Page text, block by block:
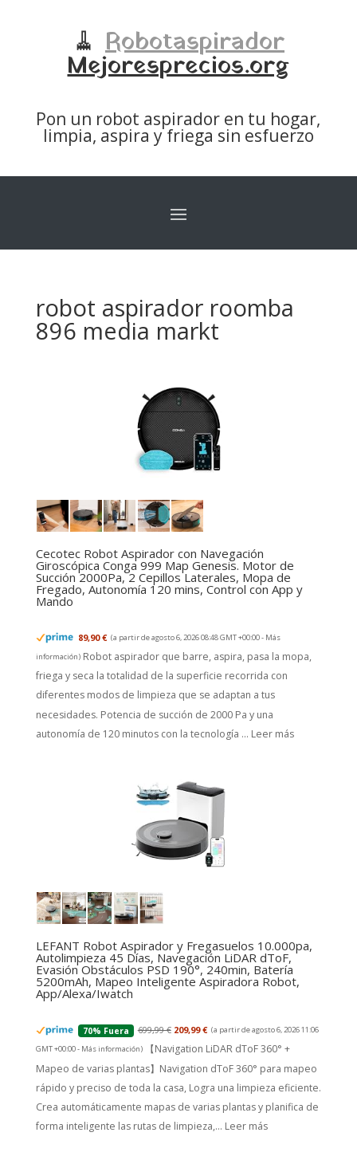
🧹 Robotaspirador
Mejoresprecios.org
Pon un robot aspirador en tu hogar,
limpia, aspira y friega sin esfuerzo
robot aspirador roomba
896 media markt
Cecotec Robot Aspirador con Navegación
Giroscópica Conga 999 Map Genesis. Motor de
Succión 2000Pa, 2 Cepillos Laterales, Mopa de
Fregado, Autonomía 120 mins, Control con App y
Mando
89,90 € (a partir de agosto 6, 2026 08:48 GMT +00:00 - Más
información) Robot aspirador que barre, aspira, pasa la mopa,
friega y seca la totalidad de la superficie recorrida con
diferentes modos de limpieza que se adaptan a tus
necesidades. Potencia de succión de 2000 Pa y una
autonomía de 120 minutos con la tecnología ... Leer más
LEFANT Robot Aspirador y Fregasuelos 10.000pa,
Autolimpieza 45 Días, Navegación LiDAR dToF,
Evasión Obstáculos PSD 190°, 240min, Batería
5200mAh, Mapeo Inteligente Aspiradora Robot,
App/Alexa/Iwatch
70% Fuera 699,99 € 209,99 € (a partir de agosto 6, 2026 11:06
GMT +00:00 - Más información)
【Navigation LiDAR dToF 360° +
Mapeo de varias plantas】Navigation dToF 360° para mapeo
rápido y preciso de toda la casa, Logra una limpieza eficiente.
Crea automáticamente mapas de varias plantas y planifica de
forma inteligente las rutas de limpieza,... Leer más